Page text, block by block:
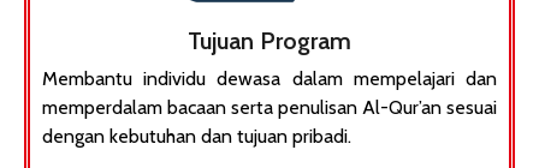
Tujuan Program
Membantu individu dewasa dalam mempelajari dan
memperdalam bacaan serta penulisan Al-Qur’an sesuai
dengan kebutuhan dan tujuan pribadi.​